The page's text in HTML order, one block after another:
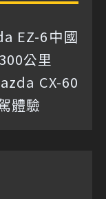
EZ-6中國
公里
CX-60
體驗